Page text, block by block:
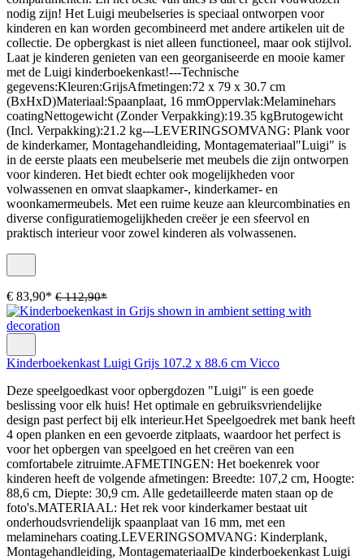
nodig zijn! Het Luigi meubelseries is speciaal ontworpen voor
kinderen en kan worden gecombineerd met andere artikelen uit de
collectie. De opbergkast is niet alleen functioneel, maar ook stijlvol.
Laat je kinderen genieten van een georganiseerde en mooie kamer
met de Luigi kinderboekenkast!---Technische
gegevens:Kleuren:GrijsAfmetingen:72 x 79 x 30.7 cm
(BxHxD)Materiaal:Spaanplaat, 16 mmOppervlak:Melaminehars
coatingNettogewicht (Zonder Verpakking):19.35 kgBrutogewicht
(Incl. Verpakking):21.2 kg---LEVERINGSOMVANG: Plank voor
de kinderkamer, Montagehandleiding, Montagemateriaal"Luigi" is
in de eerste plaats een meubelserie met meubels die zijn ontworpen
voor kinderen. Het biedt echter ook mogelijkheden voor
volwassenen en omvat slaapkamer-, kinderkamer- en
woonkamermeubels. Met een ruime keuze aan kleurcombinaties en
diverse configuratiemogelijkheden creëer je een sfeervol en
praktisch interieur voor zowel kinderen als volwassenen.
€ 83,90* € 112,90*
Kinderboekenkast Luigi Grijs 107.2 x 88.6 cm Vicco
Deze speelgoedkast voor opbergdozen "Luigi" is een goede
beslissing voor elk huis! Het optimale en gebruiksvriendelijke
design past perfect bij elk interieur.Het Speelgoedrek met bank heeft
4 open planken en een gevoerde zitplaats, waardoor het perfect is
voor het opbergen van speelgoed en het creëren van een
comfortabele zitruimte.AFMETINGEN: Het boekenrek voor
kinderen heeft de volgende afmetingen: Breedte: 107,2 cm, Hoogte:
88,6 cm, Diepte: 30,9 cm. Alle gedetailleerde maten staan op de
foto's.MATERIAAL: Het rek voor kinderkamer bestaat uit
onderhoudsvriendelijk spaanplaat van 16 mm, met een
melaminehars coating.LEVERINGSOMVANG: Kinderplank,
Montagehandleiding, MontagemateriaalDe kinderboekenkast Luigi